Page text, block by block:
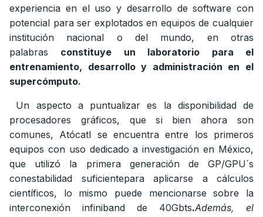
experiencia en el uso y desarrollo de software con
potencial para ser explotados en equipos de cualquier
institución nacional o del mundo, en otras
palabras constituye un laboratorio para el
entrenamiento, desarrollo y administración en el
supercómputo.
Un aspecto a puntualizar es la disponibilidad de
procesadores gráficos, que si bien ahora son
comunes, Atócatl se encuentra entre los primeros
equipos con uso dedicado a investigación en México,
que utilizó la primera generación de GP/GPU´s
conestabilidad suficientepara aplicarse a cálculos
científicos, lo mismo puede mencionarse sobre la
interconexión infiniband de 40Gbts.Además, el